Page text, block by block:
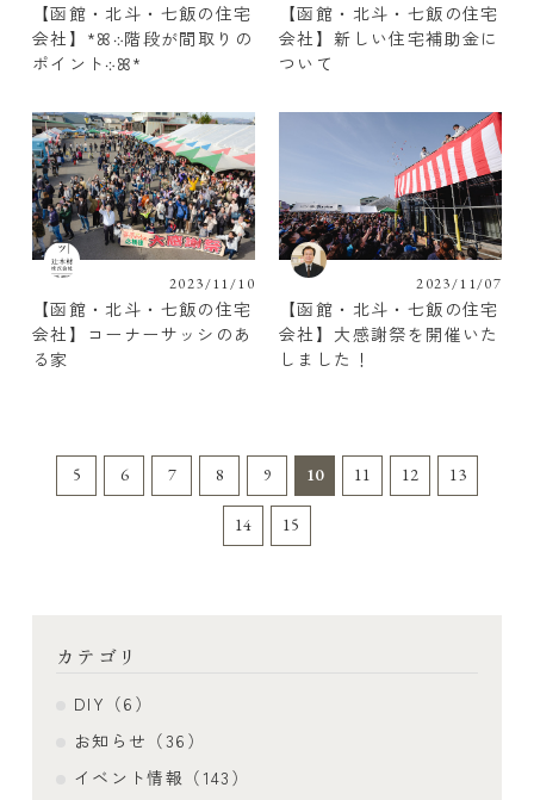
【函館・北斗・七飯の住宅
会社】*ꕤ܀階段が間取りの
ポイント܀ꕤ*
【函館・北斗・七飯の住宅
会社】新しい住宅補助金に
ついて
2023/11/10
【函館・北斗・七飯の住宅
会社】コーナーサッシのあ
る家
2023/11/07
【函館・北斗・七飯の住宅
会社】大感謝祭を開催いた
しました！
5 6 7 8 9 10 11 12 13
14 15
カテゴリ
DIY（6）
お知らせ（36）
イベント情報（143）